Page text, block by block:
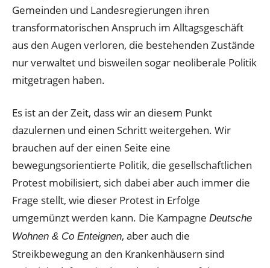
Gemeinden und Landesregierungen ihren
transformatorischen Anspruch im Alltagsgeschäft
aus den Augen verloren, die bestehenden Zustände
nur verwaltet und bisweilen sogar neoliberale Politik
mitgetragen haben.
Es ist an der Zeit, dass wir an diesem Punkt
dazulernen und einen Schritt weitergehen. Wir
brauchen auf der einen Seite eine
bewegungsorientierte Politik, die gesellschaftlichen
Protest mobilisiert, sich dabei aber auch immer die
Frage stellt, wie dieser Protest in Erfolge
umgemünzt werden kann. Die Kampagne Deutsche
Wohnen & Co Enteignen, aber auch die
Streikbewegung an den Krankenhäusern sind